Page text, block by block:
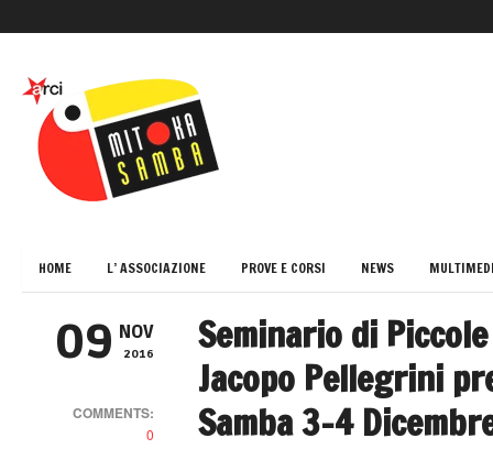
HOME L’ ASSOCIAZIONE PROVE E CORSI NEWS
09 NOV
2016
COMMENTS:
0
Seminario di
Jacopo Pellegrini
Samba 3-4